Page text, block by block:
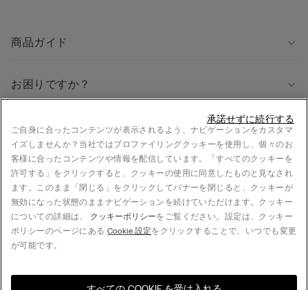
商品ガイド
お困りですか？
法律に関する情報
採用情報
法的情報
お支払い
© CALZEDONIA Japan K.K., 5F S-FRONT Yoyogi, 5-21-12 Sendagaya, Shibuya-ku, 151-
ご自身に合ったコンテンツが表示されるよう、ナビゲーションをカスタマ
イズしませんか？当社ではプロファイリングクッキーを使用し、個々のお
客様に合ったコンテンツや情報を配信しています。「すべてのクッキーを
許可する」をクリックすると、クッキーの使用に同意したものと見なされ
ます。このまま「閉じる」をクリックしてバナーを閉じると、クッキーが
無効になった状態のままナビゲーションを続けていただけます。クッキー
についての詳細は、 クッキーポリシーをご覧ください。設定は、クッキー
ポリシーのページにあるCookie 設定をクリックすることで、いつでも変更
が可能です。
承諾せずに続行する